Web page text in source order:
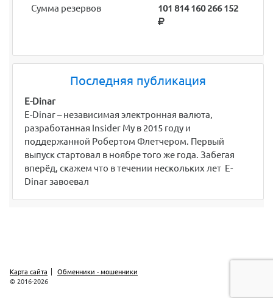
Сумма резервов 101 814 160 266 152
Последняя публикация
E-Dinar
E-Dinar – независимая электронная валюта,
разработанная Insider My в 2015 году и
поддержанной Робертом Флетчером. Первый
выпуск стартовал в ноябре того же года. Забегая
вперёд, скажем что в течении нескольких лет E-
Dinar завоевал
Карта сайта
Обменники - мошенники
© 2016-2026